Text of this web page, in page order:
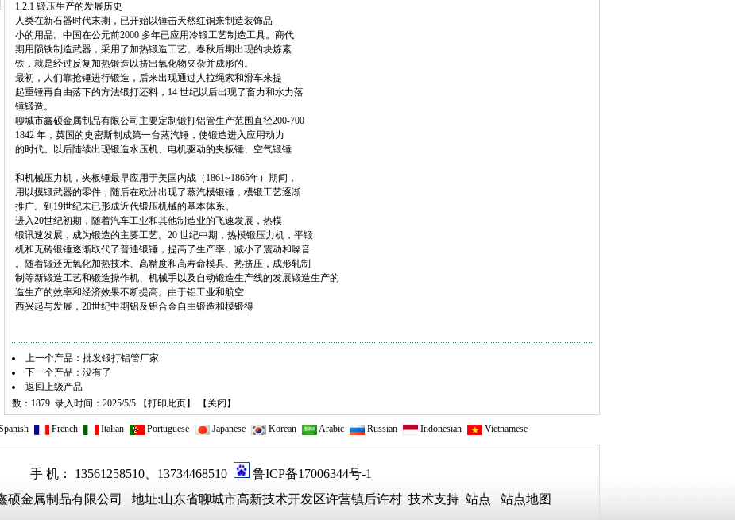
1.2.1 锻压生产的发展历史
人类在新石器时代末期，已开始以锤击天然红铜来制造装饰品
小的用品。中国在公元前2000 多年已应用冷锻工艺制造工具。商代
期用陨铁制造武器，采用了加热锻造工艺。春秋后期出现的块炼素
铁，就是经过反复加热锻造以挤出氧化物夹杂并成形的。
最初，人们靠抢锤进行锻造，后来出现通过人拉绳索和滑车来提
起重锤再自由落下的方法锻打还料，14 世纪以后出现了畜力和水力落
锤锻造。
聊城市鑫硕金属制品有限公司主要定制锻打铝管生产范围直径200-700
1842 年，英国的史密斯制成第一台蒸汽锤，使锻造进入应用动力
的时代。以后陆续出现锻造水压机、电机驱动的夹板锤、空气锻锤
和机械压力机，夹板锤最早应用于美国内战（1861~1865年）期间，
用以摸锻武器的零件，随后在欧洲出现了蒸汽模锻锤，模锻工艺逐渐
推广。到19世纪末已形成近代锻压机械的基本体系。
进入20世纪初期，随着汽车工业和其他制造业的飞速发展，热模
锻讯速发展，成为锻造的主要工艺。20 世纪中期，热模锻压力机，平锻
机和无砖锻锤逐渐取代了普通锻锤，提高了生产率，减小了震动和噪音
。随着锻还无氧化加热技术、高精度和高寿命模具、热挤压，成形轧制
制等新锻造工艺和锻造操作机、机械手以及自动锻造生产线的发展锻造生产的
造生产的效率和经济效果不断提高。由于铝工业和航空
西兴起与发展，20世纪中期铝及铝合金自由锻造和模锻得
上一个产品： 批发锻打铝管厂家
下一个产品：没有了
返回上级产品
数：1879 录入时间：2025/5/5 【打印此页】 【 关闭 】
French Italian Portuguese Japanese Korean Arabic Russian Indonesian Vietnamese
手 机： 13561258510、13734468510
鲁ICP备17006344号-1
硕金属制品有限公司 地址:山东省聊城市高新技术开发区许营镇后许村 技术支持 站点 站点地图